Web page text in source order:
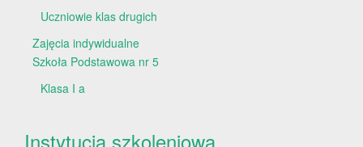
Uczniowie klas drugich
Zajęcia indywidualne
Szkoła Podstawowa nr 5
Klasa I a
Instytucja szkoleniowa